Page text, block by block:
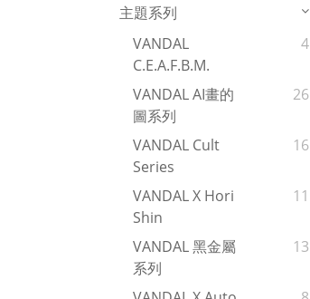
主題系列
VANDAL
C.E.A.F.B.M.
4
VANDAL AI畫的
圖系列
26
VANDAL Cult
Series
16
VANDAL X Hori
Shin
11
VANDAL 黑金屬
系列
13